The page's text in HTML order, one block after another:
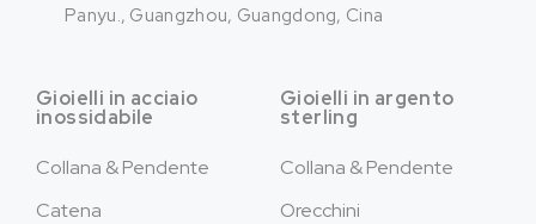
Panyu., Guangzhou, Guangdong, Cina
Gioielli in acciaio
inossidabile
Collana & Pendente
Catena
Gioielli in argento
sterling
Collana & Pendente
Orecchini